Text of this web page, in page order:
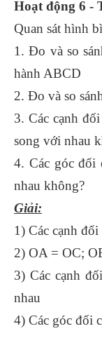
Hoạt động 6 -
Quan sát hình
1. Đo và so
hành ABCD
2. Đo và so
3. Các cạnh
song với nhau
4. Các góc đối
nhau không?
Giải:
1) Các cạnh
2) OA = OC;
3) Các cạnh
nhau
4) Các góc đối